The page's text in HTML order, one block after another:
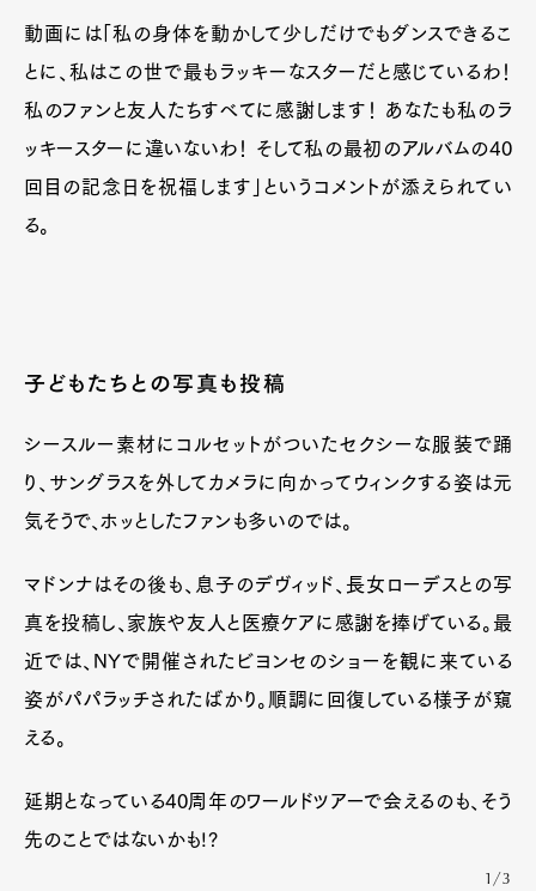
動画には「私の身体を動かして少しだけでもダンスできるこ
とに、私はこの世で最もラッキーなスターだと感じているわ！
私のファンと友人たちすべてに感謝します！ あなたも私のラ
ッキースターに違いないわ！ そして私の最初のアルバムの40
回目の記念日を祝福します」というコメントが添えられてい
る。
子どもたちとの写真も投稿
シースルー素材にコルセットがついたセクシーな服装で踊
り、サングラスを外してカメラに向かってウィンクする姿は元
気そうで、ホッとしたファンも多いのでは。
マドンナはその後も、息子のデヴィッド、長女ローデスとの写
真を投稿し、家族や友人と医療ケアに感謝を捧げている。最
近では、NYで開催されたビヨンセのショーを観に来ている
姿がパパラッチされたばかり。順調に回復している様子が窺
える。
延期となっている40周年のワールドツアーで会えるのも、そう
先のことではないかも!?
1/3